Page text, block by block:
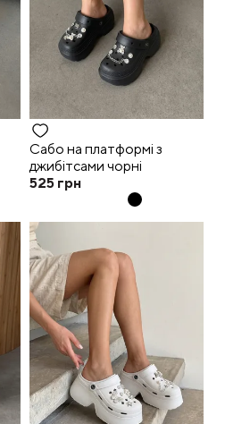
Сабо на платформі з
джибітсами чорні
525 грн